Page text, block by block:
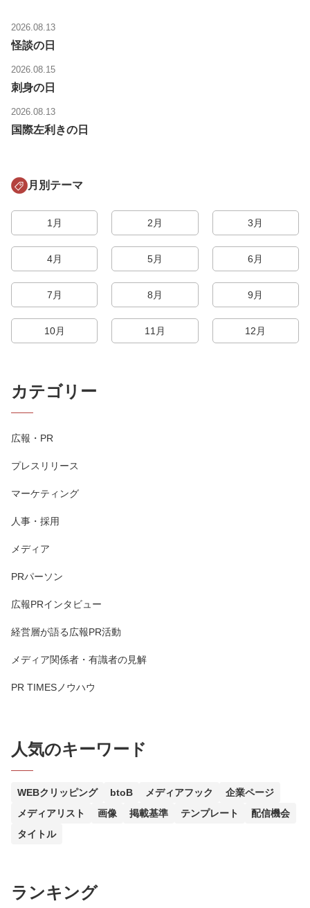
2026.08.13
怪談の日
2026.08.15
刺身の日
2026.08.13
国際左利きの日
月別テーマ
1月 2月 3月
4月 5月 6月
7月 8月 9月
10月 11月 12月
カテゴリー
広報・PR
プレスリリース
マーケティング
人事・採用
メディア
PRパーソン
広報PRインタビュー
経営層が語る広報PR活動
メディア関係者・有識者の見解
PR TIMESノウハウ
人気のキーワード
WEBクリッピング btoB メディアフック
企業ページ
メディアリスト
画像 掲載基準 テンプレート
配信機会
タイトル
ランキング